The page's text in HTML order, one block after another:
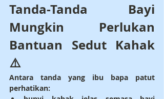
Tanda-Tanda Bayi
Mungkin Perlukan
Bantuan Sedut Kahak
⚠️
Antara tanda yang ibu bapa patut
perhatikan: